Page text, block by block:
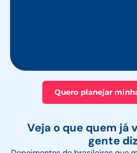
Quero planejar
Veja o que quem já
gente diz